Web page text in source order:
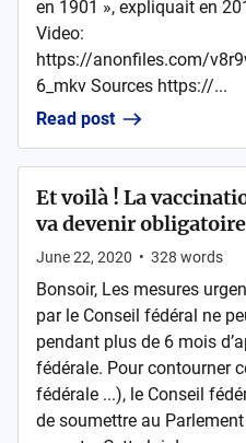
en 1901 », expliquait en
Video:
https://anonfiles.com/
6_mkv Sources https://...
Read post
Et voilà ! La
va devenir obligatoire
June 22, 2020 • 328 words
Bonsoir, Les mesures
par le Conseil fédéral ne
pendant plus de 6 mois
fédérale. Pour contourner
fédérale ...), le Conseil
de soumettre au